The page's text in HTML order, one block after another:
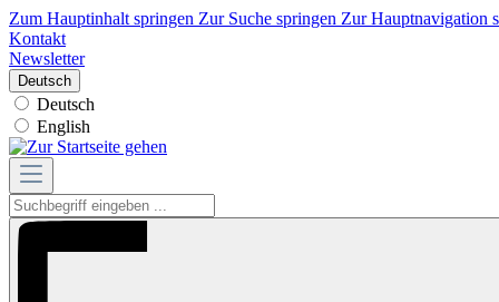
Zum Hauptinhalt springen Zur Suche springen Zur Hauptnavigation
Kontakt
Newsletter
Deutsch
Deutsch
English